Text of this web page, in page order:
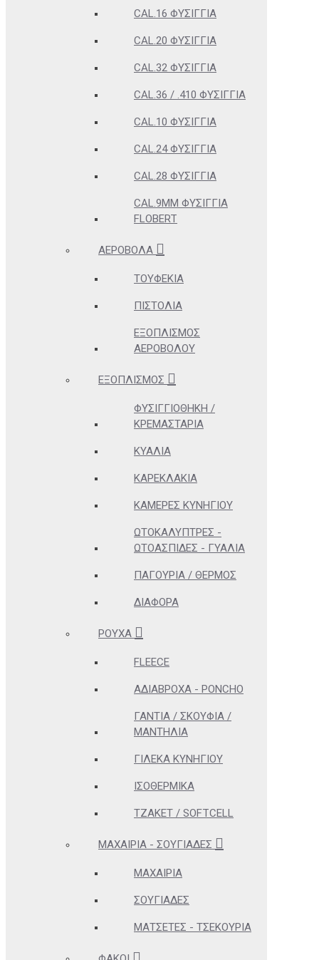
CAL.16 ΦΥΣΊΓΓΙΑ
CAL.20 ΦΥΣΊΓΓΙΑ
CAL.32 ΦΥΣΊΓΓΙΑ
CAL.36 / .410 ΦΥΣΊΓΓΙΑ
CAL.10 ΦΥΣΊΓΓΙΑ
CAL.24 ΦΥΣΊΓΓΙΑ
CAL.28 ΦΥΣΊΓΓΙΑ
CAL.9MM ΦΥΣΊΓΓΙΑ
FLOBERT
ΑΕΡΟΒΌΛΑ
ΤΟΥΦΈΚΙΑ
ΠΙΣΤΌΛΙΑ
ΕΞΟΠΛΙΣΜΌΣ
ΑΕΡΟΒΌΛΟΥ
ΕΞΟΠΛΙΣΜΌΣ
ΦΥΣΙΓΓΙΟΘΉΚΗ /
ΚΡΕΜΑΣΤΆΡΙΑ
ΚΥΆΛΙΑ
ΚΑΡΕΚΛΆΚΙΑ
ΚΆΜΕΡΕΣ ΚΥΝΗΓΊΟΥ
ΩΤΟΚΑΛΎΠΤΡΕΣ -
ΩΤΟΑΣΠΊΔΕΣ - ΓΥΑΛΙΆ
ΠΑΓΟΎΡΙΑ / ΘΕΡΜΌΣ
ΔΙΆΦΟΡΑ
ΡΟΎΧΑ
FLEECE
ΑΔΊΑΒΡΟΧΑ - PONCHO
ΓΆΝΤΙΑ / ΣΚΟΥΦΙΆ /
ΜΑΝΤΉΛΙΑ
ΓΙΛΈΚΑ ΚΥΝΗΓΊΟΥ
ΙΣΟΘΕΡΜΙΚΆ
ΤΖΆΚΕΤ / SOFTCELL
ΜΑΧΑΊΡΙΑ - ΣΟΥΓΙΆΔΕΣ
ΜΑΧΑΊΡΙΑ
ΣΟΥΓΙΆΔΕΣ
ΜΑΤΣΈΤΕΣ - ΤΣΕΚΟΎΡΙΑ